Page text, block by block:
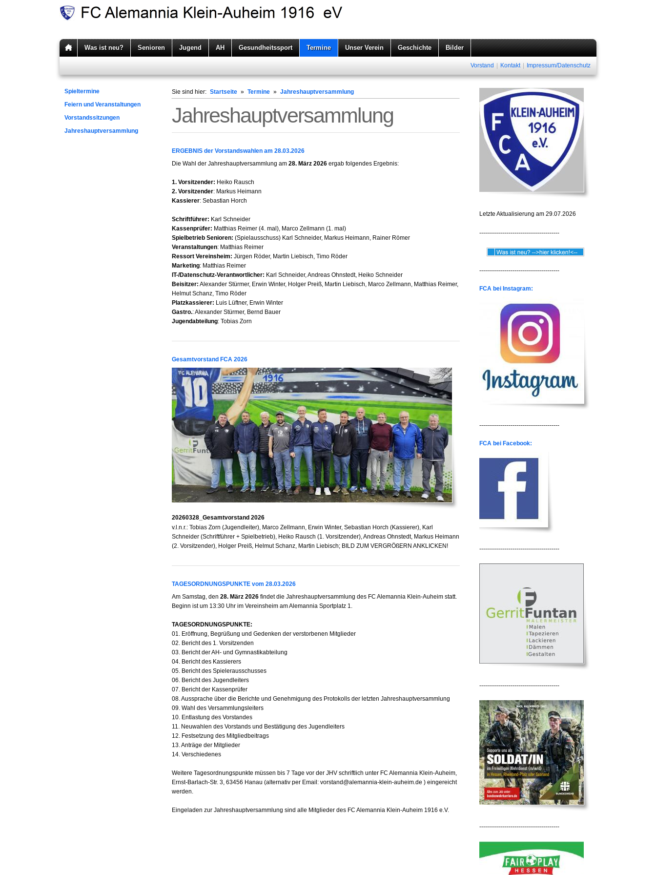
Was ist neu? Senioren Jugend AH Gesundheitssport Termine Unser Verein Geschichte Bilder
Vorstand Kontakt Impressum/Datenschutz
Spieltermine
Feiern und Veranstaltungen
Vorstandssitzungen
Jahreshauptversammlung
Sie sind hier: Startseite » Termine » Jahreshauptversammlung
Jahreshauptversammlung
ERGEBNIS der Vorstandswahlen am 28.03.2026
Die Wahl der Jahreshauptversammlung am 28. März 2026 ergab folgendes Ergebnis:
1. Vorsitzender: Heiko Rausch
2. Vorsitzender: Markus Heimann
Kassierer: Sebastian Horch
Schriftführer: Karl Schneider
Kassenprüfer: Matthias Reimer (4. mal), Marco Zellmann (1. mal)
Spielbetrieb Senioren: (Spielausschuss) Karl Schneider, Markus Heimann, Rainer Römer
Veranstaltungen: Matthias Reimer
Ressort Vereinsheim: Jürgen Röder, Martin Liebisch, Timo Röder
Marketing: Matthias Reimer
IT-/Datenschutz-Verantwortlicher: Karl Schneider, Andreas Ohnstedt, Heiko Schneider
Beisitzer: Alexander Stürmer, Erwin Winter, Holger Preiß, Martin Liebisch, Marco Zellmann, Matthias Reimer,
Helmut Schanz, Timo Röder
Platzkassierer: Luis Lüftner, Erwin Winter
Gastro.: Alexander Stürmer, Bernd Bauer
Jugendabteilung: Tobias Zorn
Gesamtvorstand FCA 2026
20260328_Gesamtvorstand 2026
v.l.n.r.: Tobias Zorn (Jugendleiter), Marco Zellmann, Erwin Winter, Sebastian Horch (Kassierer), Karl
Schneider (Schriftführer + Spielbetrieb), Heiko Rausch (1. Vorsitzender), Andreas Ohnstedt, Markus Heimann
(2. Vorsitzender), Holger Preiß, Helmut Schanz, Martin Liebisch; BILD ZUM VERGRÖßERN ANKLICKEN!
TAGESORDNUNGSPUNKTE vom 28.03.2026
Am Samstag, den 28. März 2026 findet die Jahreshauptversammlung des FC Alemannia Klein-Auheim statt.
Beginn ist um 13:30 Uhr im Vereinsheim am Alemannia Sportplatz 1.
TAGESORDNUNGSPUNKTE:
01. Eröffnung, Begrüßung und Gedenken der verstorbenen Mitglieder
02. Bericht des 1. Vorsitzenden
03. Bericht der AH- und Gymnastikabteilung
04. Bericht des Kassierers
05. Bericht des Spielerausschusses
06. Bericht des Jugendleiters
07. Bericht der Kassenprüfer
08. Aussprache über die Berichte und Genehmigung des Protokolls der letzten Jahreshauptversammlung
09. Wahl des Versammlungsleiters
10. Entlastung des Vorstandes
11. Neuwahlen des Vorstands und Bestätigung des Jugendleiters
12. Festsetzung des Mitgliedbeitrags
13. Anträge der Mitglieder
14. Verschiedenes
Weitere Tagesordnungspunkte müssen bis 7 Tage vor der JHV schriftlich unter FC Alemannia Klein-Auheim,
Ernst-Barlach-Str. 3, 63456 Hanau (alternativ per Email: vorstand@alemannia-klein-auheim.de ) eingereicht
werden.
Eingeladen zur Jahreshauptversammlung sind alle Mitglieder des FC Alemannia Klein-Auheim 1916 e.V.
Letzte Aktualisierung am 29.07.2026
-----------------------------------------
-----------------------------------------
FCA bei Instagram:
-----------------------------------------
FCA bei Facebook:
-----------------------------------------
-----------------------------------------
-----------------------------------------